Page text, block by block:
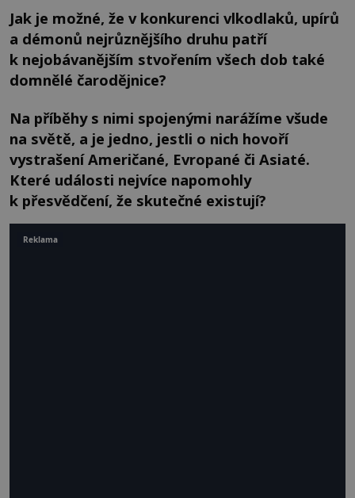
Jak je možné, že v konkurenci vlkodlaků, upírů
a démonů nejrůznějšího druhu patří
k nejobávanějším stvořením všech dob také
domnělé čarodějnice?
Na příběhy s nimi spojenými narážíme všude
na světě, a je jedno, jestli o nich hovoří
vystrašení Američané, Evropané či Asiaté.
Které události nejvíce napomohly
k přesvědčení, že skutečné existují?
Reklama